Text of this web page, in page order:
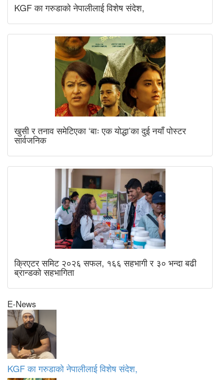
KGF का गरुडाको नेपालीलाई विशेष संदेश,
खुसी र तनाव समेटिएका ‘बाः एक योद्धा’का दुई नयाँ पोस्टर
सार्वजनिक
क्रिएटर समिट २०२६ सफल, १६६ सहभागी र ३० भन्दा बढी
ब्रान्डको सहभागिता
E-News
KGF का गरुडाको नेपालीलाई विशेष संदेश,